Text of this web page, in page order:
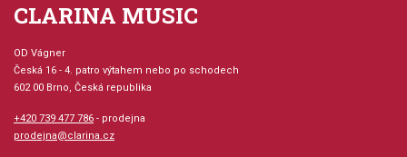
The Bonnie Lad
Lochaber Reel
My Own Whym
Lady Corbett's Reel
The High Road Linton
Stroketown Lasses
CLARINA MUSIC
OD Vágner
Česká 16 - 4. patro výtahem nebo po schodech
602 00 Brno, Česká republika
+420 739 477 786 - prodejna
prodejna@clarina.cz